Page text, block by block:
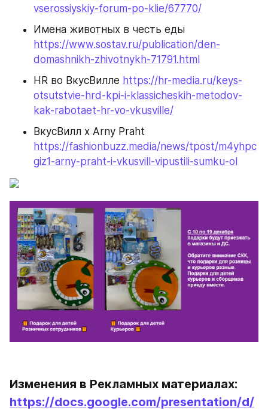
vserossiyskiy-forum-po-klie/67770/
https://www.sostav.ru/publication/den-
domashnikh-zhivotnykh-71791.html
HR во ВкусВилле https://hr-media.ru/keys-
otsutstvie-hrd-kpi-i-klassicheskih-metodov-
kak-rabotaet-hr-vo-vkusville/
https://fashionbuzz.media/news/tpost/m4yhpc
giz1-arny-praht-i-vkusvill-vipustili-sumku-ol
https://docs.google.com/presentation/d/